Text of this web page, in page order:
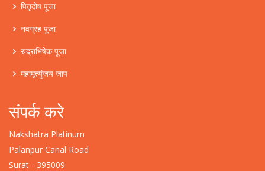
पितृदोष पूजा
नवग्रह पूजा
रुद्राभिषेक पूजा
महामृत्युंजय जाप
संपर्क करे
Nakshatra Platinum
Palanpur Canal Road
Surat - 395009